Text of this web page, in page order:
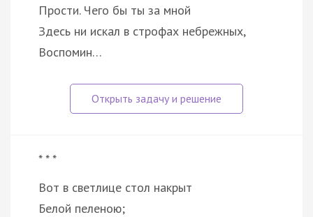
Прости. Чего бы ты за мной
Здесь ни искал в строфах небрежных,
Воспомин…
* * *
Вот в светлице стол накрыт
Белой пеленою;